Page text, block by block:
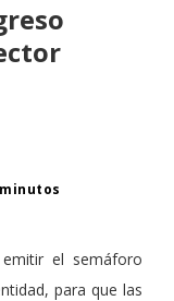
el semáforo
para que las